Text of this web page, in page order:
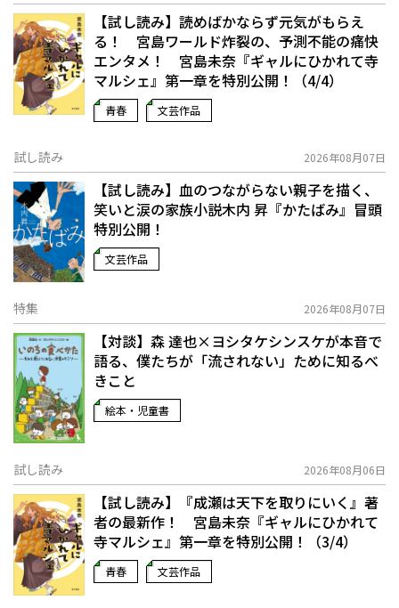
【試し読み】読めばかならず元気がもらえ
る！ 宮島ワールド炸裂の、予測不能の痛快
エンタメ！ 宮島未奈『ギャルにひかれて寺
マルシェ』第一章を特別公開！（4/4）
青春 文芸作品
試し読み 2026年08月07日
【試し読み】血のつながらない親子を描く、
笑いと涙の家族小説――木内 昇『かたばみ』冒頭
特別公開！
文芸作品
特集 2026年08月07日
【対談】森 達也×ヨシタケシンスケが本音で
語る、僕たちが「流されない」ために知るべ
きこと
絵本・児童書
試し読み 2026年08月06日
【試し読み】『成瀬は天下を取りにいく』著
者の最新作！ 宮島未奈『ギャルにひかれて
寺マルシェ』第一章を特別公開！（3/4）
青春 文芸作品